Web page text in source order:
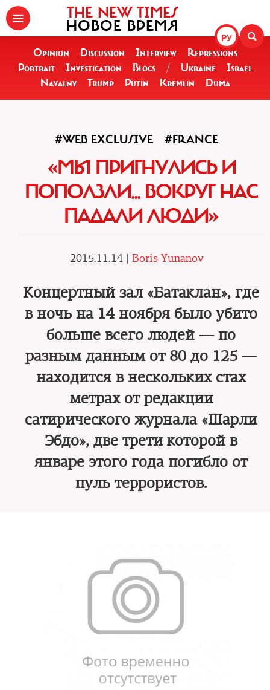
РУ
THE NEW TIMES
НОВОЕ ВРЕМЯ
Opinion Discussion Interview
Repressions
Portrait
Investigation Blogs / Ukraine
Israel
Navalny
Trump Putin Kremlin Duma
#WEB EXCLUSIVE #FRANCE
«МЫ ПРИГНУЛИСЬ И
ПОПОЛЗЛИ... ВОКРУГ НАС
ПАДАЛИ ЛЮДИ»
2015.11.14 | Boris Yunanov
Концертный зал «Батаклан», где
в ночь на 14 ноября было убито
больше всего людей — по
разным данным от 80 до 125 —
находится в нескольких стах
метрах от редакции
сатирического журнала «Шарли
Эбдо», две трети которой в
январе этого года погибло от
пуль террористов.